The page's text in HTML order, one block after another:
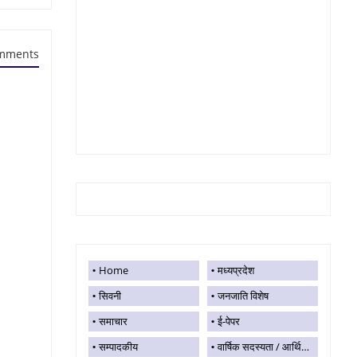
Home
मध्यप्रदेश
सिवनी
जनजाति विशेष
समाचार
ई-पेपर
सम्पादकीय
वार्षिक सदस्यता / आर्थिक सहयोग